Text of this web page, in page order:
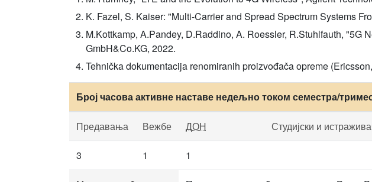
K. Fazel, S. Kaiser: "Multi-Carrier and Spread Spectrum Systems
M.Kottkamp, A.Pandey, D.Raddino, A. Roessler, R.Stuhlfauth,
GmbH&Co.KG, 2022.
Tehnička dokumentacija renomiranih proizvođača opreme
Број часова активне наставе недељно током семестра/
Предавања Вежбе ДОН Студијски и
3 1 1